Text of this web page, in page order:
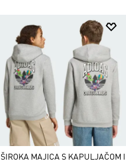
ŠIROKA MAJICA S KAPULJAČOM I